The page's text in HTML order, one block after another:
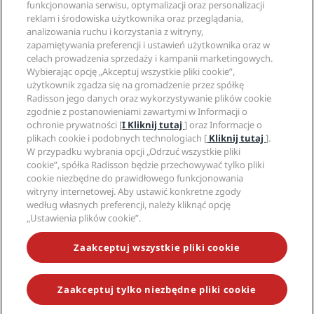
Nowe i zapowiadane hotele
Aplikacja Radisson Hotels
Hotele z certyfikatem Sports Approved
Hotele przyjazne dla rodzin
Zdrowie i bezpieczeństwo
Radisson Hotel Group
Media
Kariery w RHG
Kariery w PPHE
Kariera EHL
The Club by RHG
Współpraca
Odpowiedzialny biznes
Zaopatrzenie
Informacje prawne
Centrum prywatności
Informacje prawne
Regulamin Radisson Rewards
Umowa dotycząca korzystania z witryny
Dostępność cyfrowa
Oświadczenie dotyczące współczesnego niewolnictwa
Pomoc
Ostrzeżenia dla klientów
Kontakt
Najczęściej zadawane pytania
Mapa witryny
Media społecznościowe
Marki Radisson Hotels
NIE PRZEGAP NAJCIEKAWSZYCH OFERT
© 2026 Radisson Hotel Group.Wszelkie prawa zastrzeżone. RHG
Radisson Hotel Group, Radisson, Radisson RED, Radisson Blu, Radisson
funkcjonowania serwisu, optymalizacji oraz personalizacji
reklam i środowiska użytkownika oraz przeglądania,
analizowania ruchu i korzystania z witryny,
zapamiętywania preferencji i ustawień użytkownika oraz w
celach prowadzenia sprzedaży i kampanii marketingowych.
Wybierając opcję „Akceptuj wszystkie pliki cookie”,
użytkownik zgadza się na gromadzenie przez spółkę
Radisson jego danych oraz wykorzystywanie plików cookie
zgodnie z postanowieniami zawartymi w Informacji o
ochronie prywatności [I Kliknij tutaj] oraz Informacje o
plikach cookie i podobnych technologiach [ Kliknij tutaj].
W przypadku wybrania opcji „Odrzuć wszystkie pliki
cookie”, spółka Radisson będzie przechowywać tylko pliki
cookie niezbędne do prawidłowego funkcjonowania
witryny internetowej. Aby ustawić konkretne zgody
według własnych preferencji, należy kliknąć opcję
„Ustawienia plików cookie”.
Zaakceptuj wszystkie pliki cookie
Zaakceptuj tylko niezbędne pliki cookie